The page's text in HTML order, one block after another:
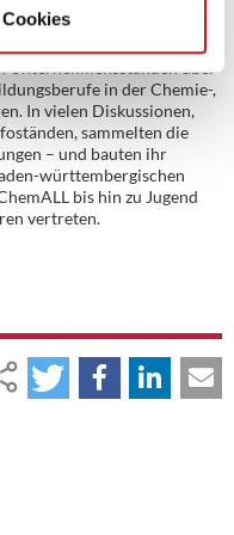
Pädagogen hatten auf
Unternehmensständen über
in der Chemie-,
In vielen Diskussionen,
sammelten die
– und bauten ihr
württembergischen
bis hin zu Jugend
vertreten.